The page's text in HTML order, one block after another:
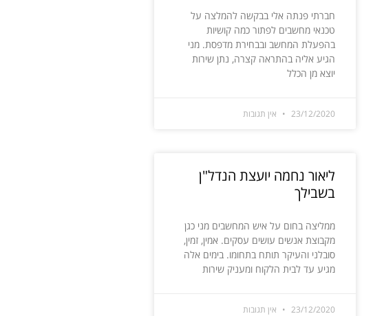
חברתי פנתה אלי בבקשה להמלצה על
טכנאי מחשבים לפתור כמה קושיות
בהפעלת המחשב ובבחירת מדפסת. מני
הגיע אליה בהתראה קצרה, נתן שירות
יוצא מן הכלל
23/12/2020 אין תגובות
ליאור נחמה יועצת הנדל"ן
בשבילך
ממליצה בחום על איש המחשבים מני כגן
מקבוצת אנשים עושים עסקים. אמין, זמין,
סובלני והעיקר תותח בתחומו. בימים אלה
מגיע עד לבית הלקוח ומעניק שירות
23/12/2020 אין תגובות